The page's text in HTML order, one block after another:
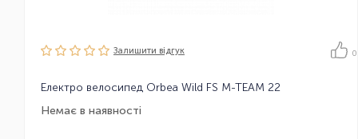
Залишити вiдгук 0
Електро велосипед Orbea Wild FS M-TEAM 22
Немає в наявності